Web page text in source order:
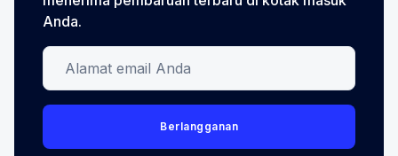
Anda.
Alamat email Anda
Berlangganan